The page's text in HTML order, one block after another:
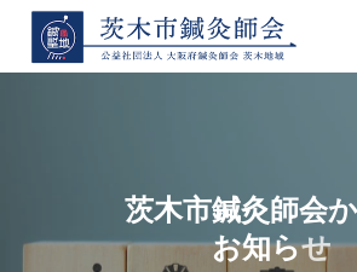
茨木市鍼灸師会か
お知らせ